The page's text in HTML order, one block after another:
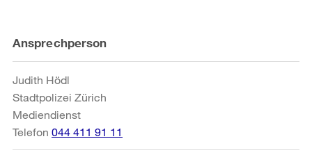
Weitere
Informationen
Ansprechperson
Judith Hödl
Stadtpolizei Zürich
Mediendienst
Telefon 044 411 91 11